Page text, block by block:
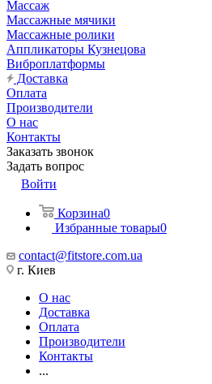
Массаж
Массажные мячики
Массажные ролики
Аппликаторы Кузнецова
Виброплатформы
Доставка
Оплата
Производители
О нас
Контакты
Заказать звонок
Задать вопрос
Войти
Корзина0
Избранные товары0
contact@fitstore.com.ua
г. Киев
О нас
Доставка
Оплата
Производители
Контакты
...